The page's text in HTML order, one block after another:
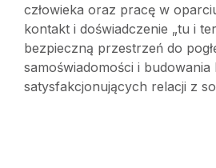
człowieka oraz pracę w
kontakt i doświadczenie „tu i
bezpieczną przestrzeń do
samoświadomości i budowania
satysfakcjonujących relacji z